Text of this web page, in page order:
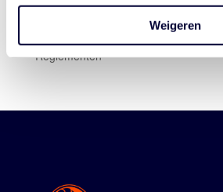
Weigeren
Bestuur En Commissies
Reglementen